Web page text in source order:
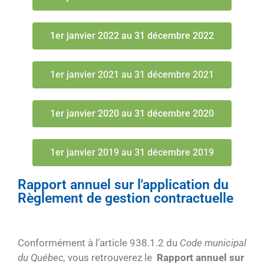
1er janvier 2022 au 31 décembre 2022
1er janvier 2021 au 31 décembre 2021
1er janvier 2020 au 31 décembre 2020
1er janvier 2019 au 31 décembre 2019
Rapport annuel sur l'application du
Règlement de gestion contractuelle
Conformément à l’article 938.1.2 du Code municipal
du Québec, vous retrouverez le Rapport annuel sur